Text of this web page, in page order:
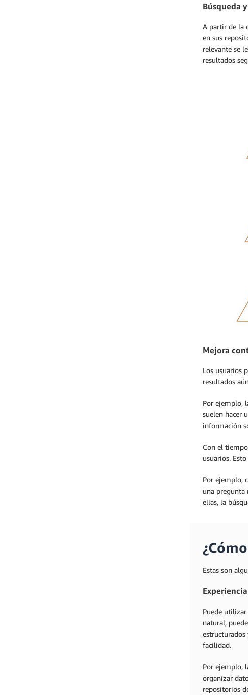
Búsqueda
A partir de la
en sus
relevante se
resultados
Mejora
Los usuarios
resultados
Por ejemplo,
suelen hacer
información
Con el
usuarios.
Por ejemplo,
una pregunta
ellas, la
Estas son
Puede
natural,
facilidad.
Por ejemplo,
organizar
repositorios